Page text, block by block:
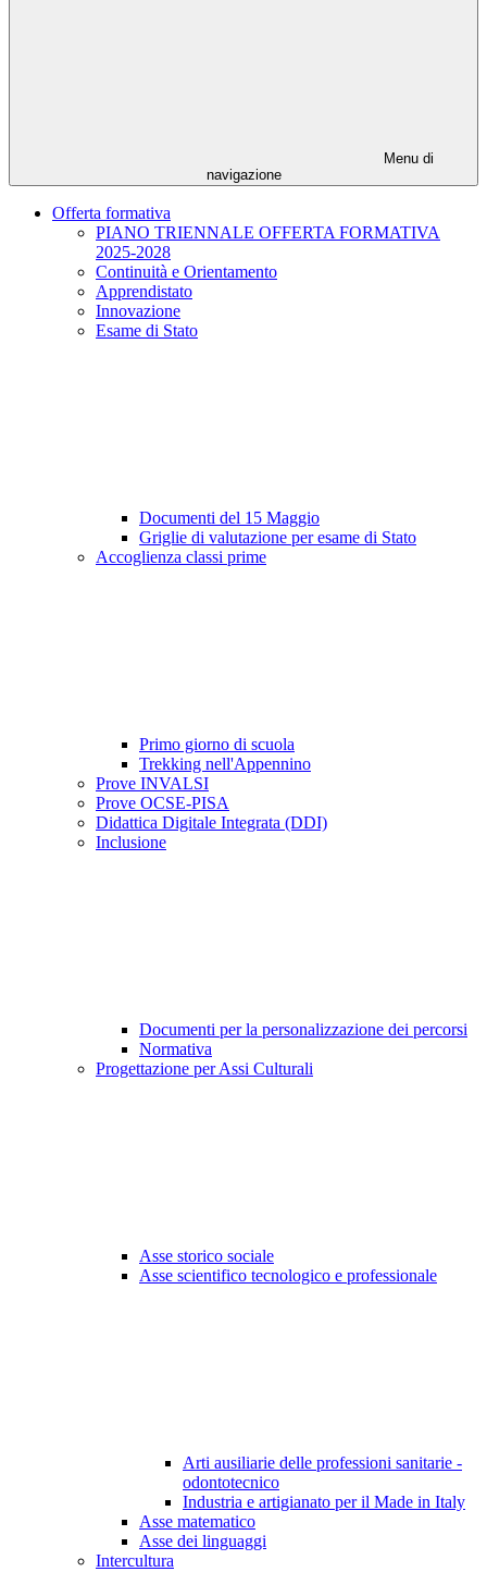
Menu di
navigazione
Offerta formativa
PIANO TRIENNALE OFFERTA FORMATIVA
2025-2028
Continuità e Orientamento
Apprendistato
Innovazione
Esame di Stato
Documenti del 15 Maggio
Griglie di valutazione per esame di Stato
Accoglienza classi prime
Primo giorno di scuola
Trekking nell'Appennino
Prove INVALSI
Prove OCSE-PISA
Didattica Digitale Integrata (DDI)
Inclusione
Documenti per la personalizzazione dei percorsi
Normativa
Progettazione per Assi Culturali
Asse storico sociale
Asse scientifico tecnologico e professionale
Arti ausiliarie delle professioni sanitarie -
odontotecnico
Industria e artigianato per il Made in Italy
Asse matematico
Asse dei linguaggi
Intercultura